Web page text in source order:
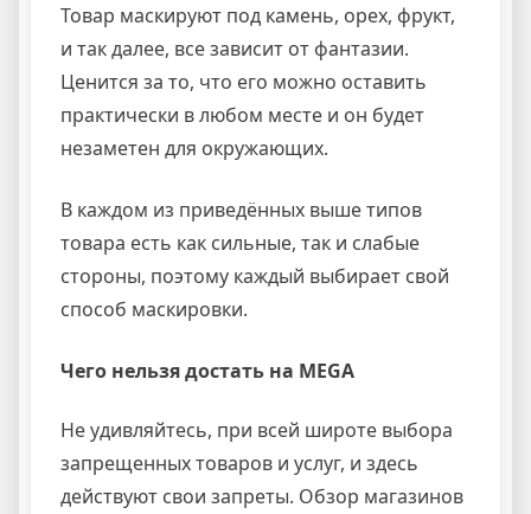
Товар маскируют под камень, орех, фрукт,
и так далее, все зависит от фантазии.
Ценится за то, что его можно оставить
практически в любом месте и он будет
незаметен для окружающих.
В каждом из приведённых выше типов
товара есть как сильные, так и слабые
стороны, поэтому каждый выбирает свой
способ маскировки.
Чего нельзя достать на MEGA
Не удивляйтесь, при всей широте выбора
запрещенных товаров и услуг, и здесь
действуют свои запреты. Обзор магазинов